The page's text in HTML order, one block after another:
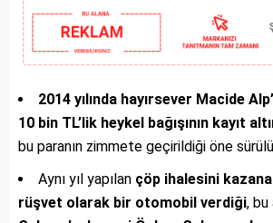
2014 yılında hayırsever Macide
10 bin TL’lik heykel bağışının kayıt
bu paranın zimmete geçirildiği öne
Aynı yıl yapılan çöp ihalesini
rüşvet olarak bir otomobil verdiği, bu